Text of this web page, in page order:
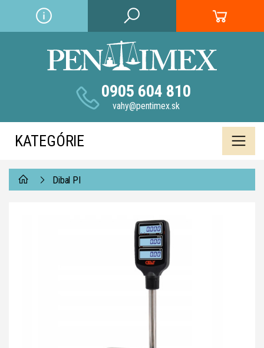
0905 604 810
vahy@pentimex.sk
KATEGÓRIE
Dibal PI